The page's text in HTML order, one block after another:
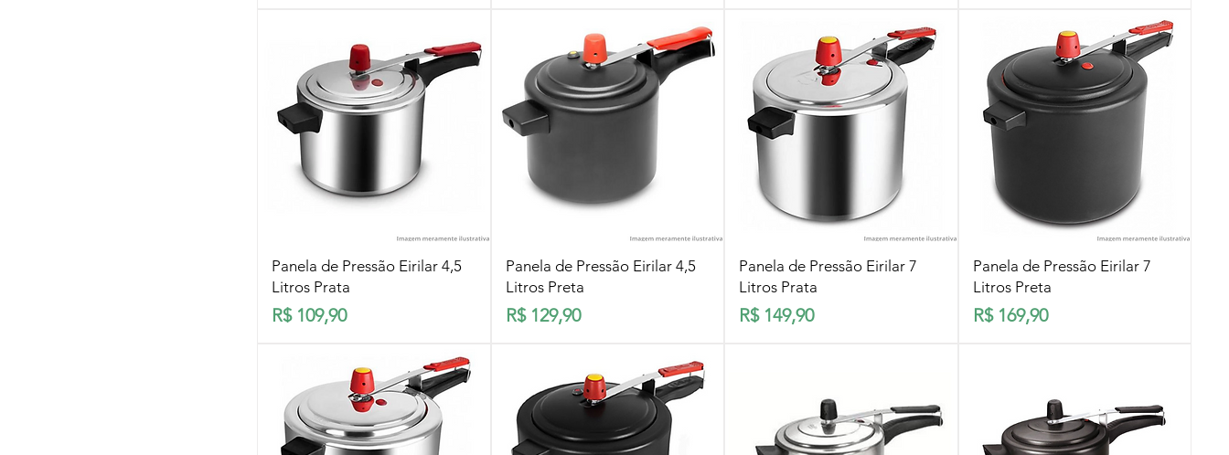
Visualização rápida
Panela de Pressão Eirilar 4,5
Litros Prata
Preço
R$ 109,90
Visualização rápida
Panela de Pressão Eirilar 4,5
Litros Preta
Preço
R$ 129,90
Visualização rápida
Panela de Pressão Eirilar 7
Litros Prata
Preço
R$ 149,90
Visualização rápida
Panela de Pressão Eirilar 7
Litros Preta
Preço
R$ 169,90